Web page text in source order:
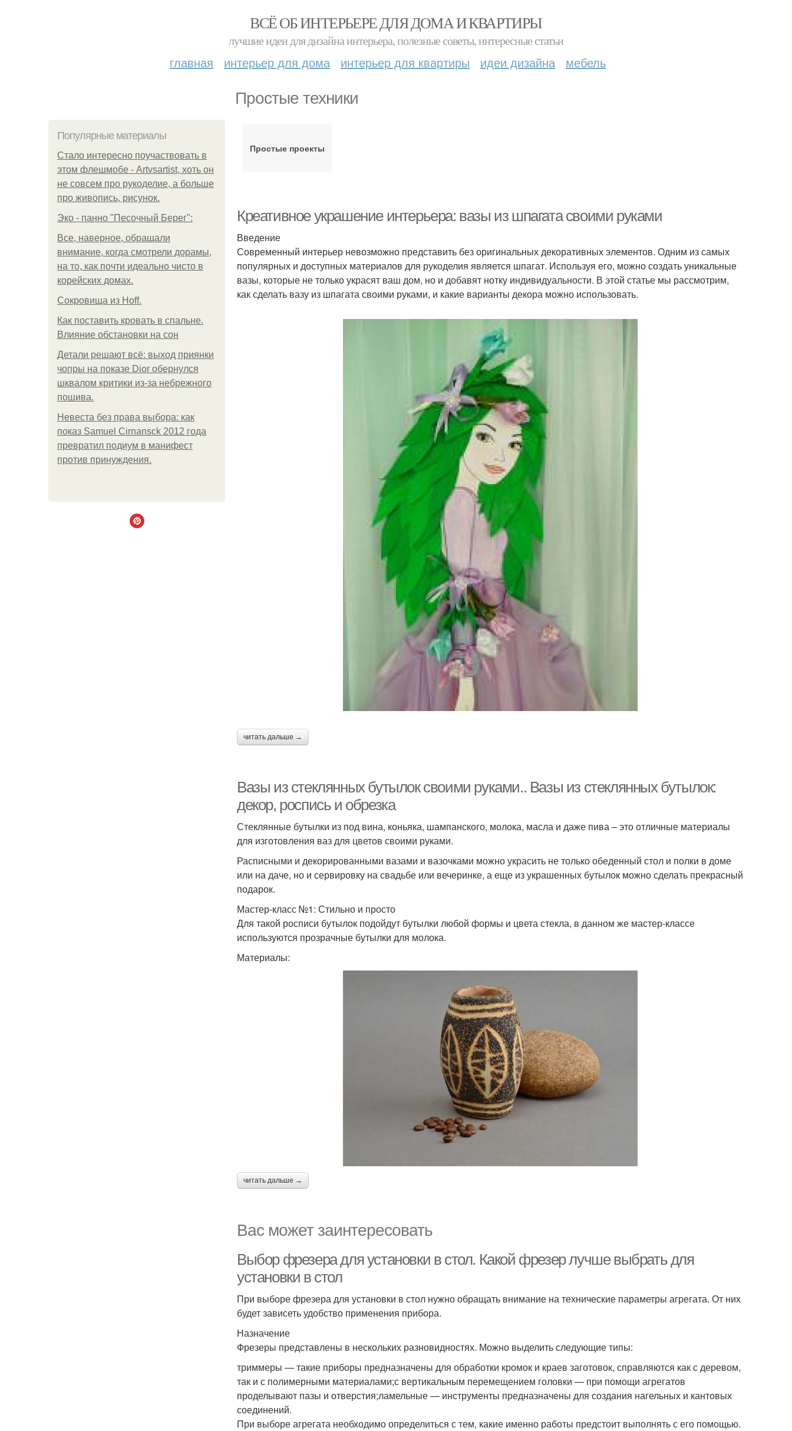
ВСЁ ОБ ИНТЕРЬЕРЕ ДЛЯ ДОМА И КВАРТИРЫ
лучшие идеи для дизайна интерьера, полезные советы, интересные статьи
главная интерьер для дома интерьер для квартиры идеи дизайна мебель
Простые техники
Популярные материалы
Стало интересно поучаствовать в
этом флешмобе - Artvsartist, хоть он
не совсем про рукоделие, а больше
про живопись, рисунок.
Эко - панно "Песочный Берег":
Все, наверное, обращали
внимание, когда смотрели дорамы,
на то, как почти идеально чисто в
корейских домах.
Сокровища из Hoff.
Как поставить кровать в спальне.
Влияние обстановки на сон
Детали решают всё: выход приянки
чопры на показе Dior обернулся
шквалом критики из-за небрежного
пошива.
Невеста без права выбора: как
показ Samuel Cirnansck 2012 года
превратил подиум в манифест
против принуждения.
Простые проекты
Креативное украшение интерьера: вазы из шпагата своими руками
Введение
Современный интерьер невозможно представить без оригинальных декоративных элементов. Одним из самых
популярных и доступных материалов для рукоделия является шпагат. Используя его, можно создать уникальные
вазы, которые не только украсят ваш дом, но и добавят нотку индивидуальности. В этой статье мы рассмотрим,
как сделать вазу из шпагата своими руками, и какие варианты декора можно использовать.
читать дальше →
Вазы из стеклянных бутылок своими руками.. Вазы из стеклянных бутылок:
декор, роспись и обрезка
Стеклянные бутылки из под вина, коньяка, шампанского, молока, масла и даже пива – это отличные материалы
для изготовления ваз для цветов своими руками.
Расписными и декорированными вазами и вазочками можно украсить не только обеденный стол и полки в доме
или на даче, но и сервировку на свадьбе или вечеринке, а еще из украшенных бутылок можно сделать прекрасный
подарок.
Мастер-класс №1: Стильно и просто
Для такой росписи бутылок подойдут бутылки любой формы и цвета стекла, в данном же мастер-классе
используются прозрачные бутылки для молока.
Материалы:
читать дальше →
Вас может заинтересовать
Выбор фрезера для установки в стол. Какой фрезер лучше выбрать для
установки в стол
При выборе фрезера для установки в стол нужно обращать внимание на технические параметры агрегата. От них
будет зависеть удобство применения прибора.
Назначение
Фрезеры представлены в нескольких разновидностях. Можно выделить следующие типы:
триммеры — такие приборы предназначены для обработки кромок и краев заготовок, справляются как с деревом,
так и с полимерными материалами;с вертикальным перемещением головки — при помощи агрегатов
проделывают пазы и отверстия;ламельные — инструменты предназначены для создания нагельных и кантовых
соединений.
При выборе агрегата необходимо определиться с тем, какие именно работы предстоит выполнять с его помощью.